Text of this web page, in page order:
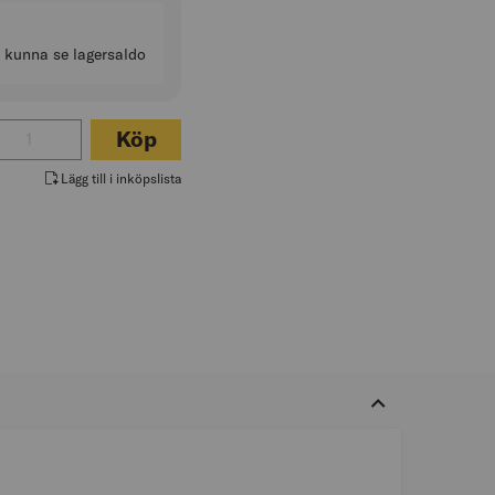
kunna se lagersaldo
för USB-LADDNINGSSATS DCB094K-QW
Köp
Lägg till i inköpslista